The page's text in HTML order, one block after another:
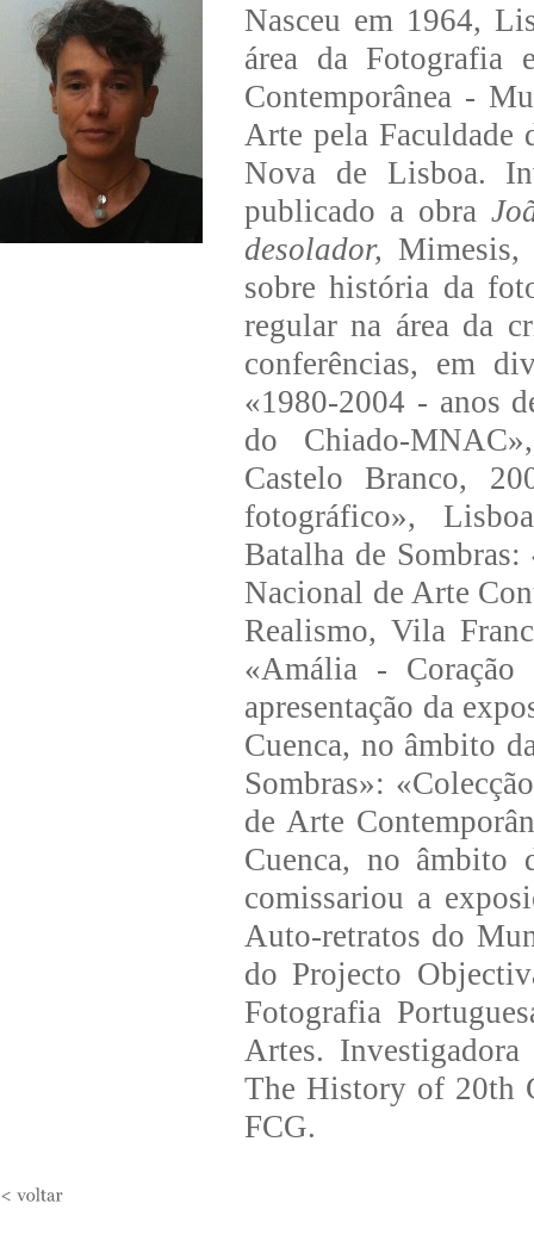
Nasceu em 1964,
área da Fotografia
Contemporânea -
Arte pela Faculdade
Nova de Lisboa.
publicado a obra
desolador, Mimesis,
sobre história da
regular na área da
conferências, em
«1980-2004 - anos
do Chiado-
Castelo Branco,
fotográfico»,
Batalha de
Nacional de Arte
Realismo, Vila
«Amália - Coração
apresentação da
Cuenca, no âmbito
Sombras»:
de Arte
Cuenca, no âmbito
comissariou a
Auto-retratos do
do Projecto
Fotografia
Artes.
The History of 20th
FCG.